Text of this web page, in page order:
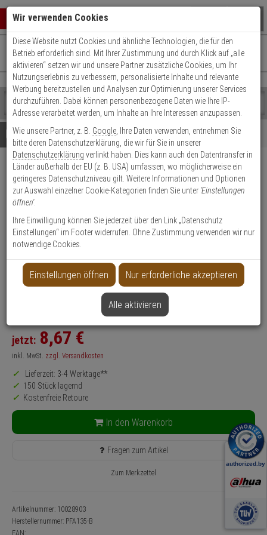
Warenkorb schließen
0 ARTIKEL IM WARENKORB
Ihr Warenkorb ist momentan leer.
Ergebnisse ()
Fertig
Shop
durchsuchen
Bitte
geben
Sie
mindestens
Zeichen
ein,
um
Suche
Es
wurde
noch
Kategorien
Suche
gestartet
+49 (0)821 899 493-0Mo. - Do.: 8:00 - 16:30 | Fr.: 8:00 - 14:00 Uhr
Kontaktservice nutzen
Details Beratung
Dahua PFA135-B Halterung
Produktmerkmale
Datenblatt drucken
Produktinformationen
Halterung, Zubehörartikel
Anwendung: Videoüberwachung
Farbe: Schwarz
jetzt: 8,67 €
inkl. MwSt. zzgl. Versandkosten
Lieferzeit: 3-4 Werktage**
150 Stück lagernd
Kostenfreie Retoure
In den Warenkorb
Fragen zum Artikel
Zum Merkzettel
Artikelnummer: 10028903
Herstellernummer: PFA135-B
EAN:
Wir verwenden Cookies
Diese Website nutzt Cookies und ähnliche Technologien, die für den
Betrieb erforderlich sind. Mit Ihrer Zustimmung und durch Klick auf „alle
aktivieren“ setzen wir und unsere Partner zusätzliche Cookies, um Ihr
Nutzungserlebnis zu verbessern, personalisierte Inhalte und relevante
Werbung bereitzustellen und Analysen zur Optimierung unserer Services
durchzuführen. Dabei können personenbezogene Daten wie Ihre IP-
Adresse verarbeitet werden, um Inhalte an Ihre Interessen anzupassen.
Wie unsere Partner, z. B. Google , Ihre Daten verwenden, entnehmen Sie
bitte deren Datenschutzerklärung, die wir für Sie in unserer
Datenschutzerklärung verlinkt haben. Dies kann auch den Datentransfer in
Länder außerhalb der EU (z. B. USA) umfassen, wo möglicherweise ein
geringeres Datenschutzniveau gilt. Weitere Informationen und Optionen
zur Auswahl einzelner Cookie-Kategorien finden Sie unter 'Einstellungen
öffnen'.
Ihre Einwilligung können Sie jederzeit über den Link „Datenschutz
Einstellungen“ im Footer widerrufen. Ohne Zustimmung verwenden wir nur
notwendige Cookies.
Einstellungen öffnen Nur erforderliche akzeptieren
Alle aktivieren